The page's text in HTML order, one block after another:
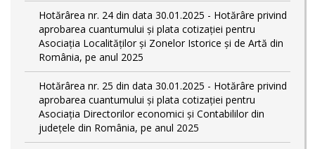
Hotărârea nr. 24 din data 30.01.2025 - Hotărâre privind
aprobarea cuantumului și plata cotizației pentru
Asociația Localităților și Zonelor Istorice și de Artă din
România, pe anul 2025
Hotărârea nr. 25 din data 30.01.2025 - Hotărâre privind
aprobarea cuantumului și plata cotizației pentru
Asociația Directorilor economici și Contabililor din
județele din România, pe anul 2025